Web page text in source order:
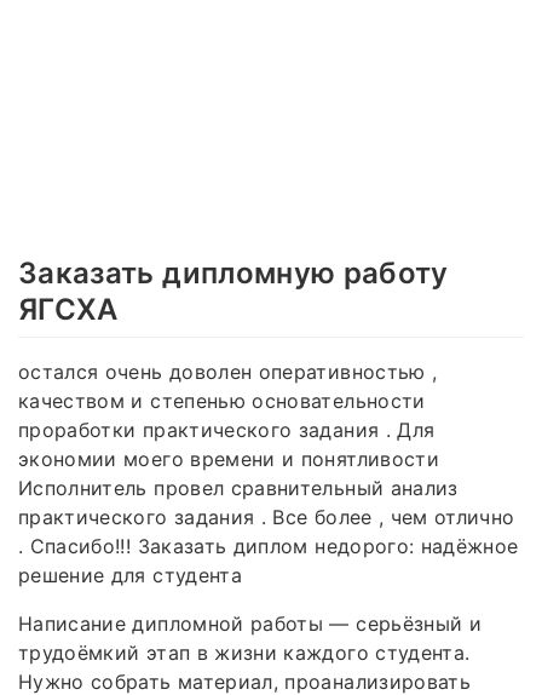
Заказать дипломную работу
ЯГСХА
остался очень доволен оперативностью ,
качеством и степенью основательности
проработки практического задания . Для
экономии моего времени и понятливости
Исполнитель провел сравнительный анализ
практического задания . Все более , чем отлично
. Спасибо!!! Заказать диплом недорого: надёжное
решение для студента
Написание дипломной работы — серьёзный и
трудоёмкий этап в жизни каждого студента.
Нужно собрать материал, проанализировать